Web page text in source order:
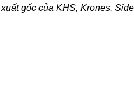
gốc của KHS, Krones,